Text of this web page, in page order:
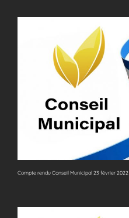
Compte rendu Conseil Municipal 23 février 2022